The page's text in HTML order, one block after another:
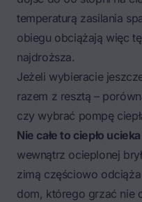
temperaturą zasilania
obiegu obciążają więc
najdroższa.
Jeżeli wybieracie
razem z resztą –
czy wybrać pompę
Nie całe to ciepło
wewnątrz ocieplonej
zimą częściowo
dom, którego grzać nie